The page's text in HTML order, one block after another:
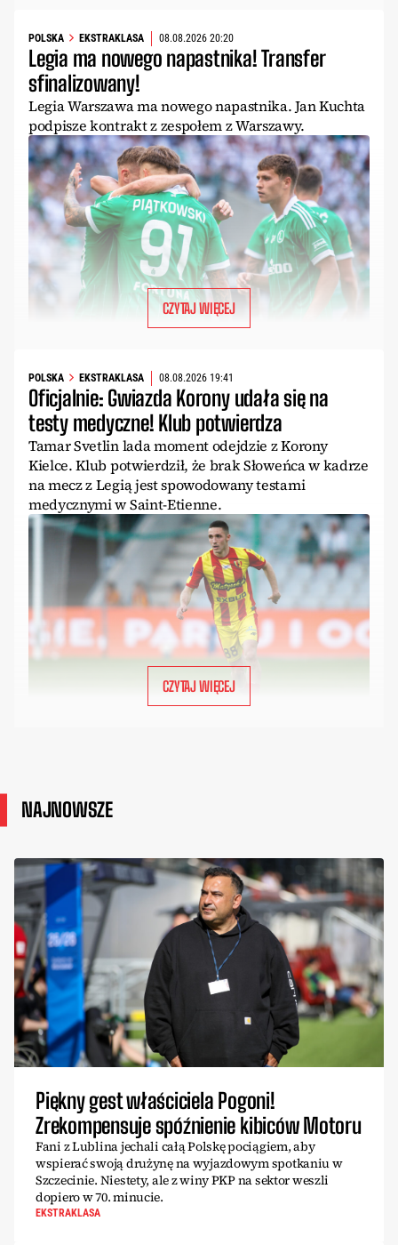
POLSKA EKSTRAKLASA 08.08.2026 20:20
Legia ma nowego napastnika! Transfer
sfinalizowany!
Legia Warszawa ma nowego napastnika. Jan Kuchta
podpisze kontrakt z zespołem z Warszawy.
CZYTAJ WIĘCEJ
POLSKA EKSTRAKLASA 08.08.2026 19:41
Oficjalnie: Gwiazda Korony udała się na
testy medyczne! Klub potwierdza
Tamar Svetlin lada moment odejdzie z Korony
Kielce. Klub potwierdził, że brak Słoweńca w kadrze
na mecz z Legią jest spowodowany testami
medycznymi w Saint-Etienne.
CZYTAJ WIĘCEJ
NAJNOWSZE
Piękny gest właściciela Pogoni!
Zrekompensuje spóźnienie kibiców Motoru
Fani z Lublina jechali całą Polskę pociągiem, aby
wspierać swoją drużynę na wyjazdowym spotkaniu w
Szczecinie. Niestety, ale z winy PKP na sektor weszli
dopiero w 70. minucie.
EKSTRAKLASA